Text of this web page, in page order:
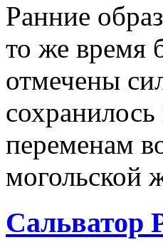
Ранние
то же время
отмечены
переменам
могольской
Сальватор